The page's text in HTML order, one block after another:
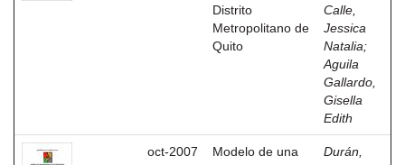
Distrito
Metropolitano de
Quito
Calle,
Jessica
Natalia;
Aguila
Gallardo,
Gisella
Edith
oct-2007
Modelo de una
Durán,